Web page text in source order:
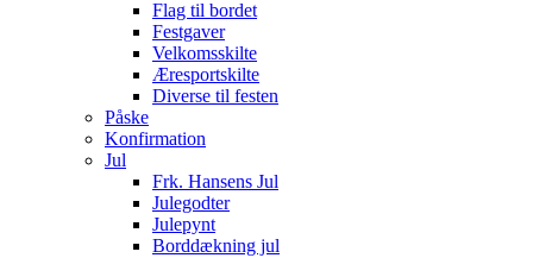
Flag til bordet
Festgaver
Velkomsskilte
Æresportskilte
Diverse til festen
Påske
Konfirmation
Jul
Frk. Hansens Jul
Julegodter
Julepynt
Borddækning jul